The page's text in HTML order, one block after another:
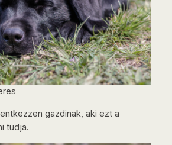
gazdinak, aki ezt a
tudja.